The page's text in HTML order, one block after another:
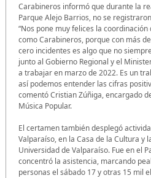
Carabineros informó que durante la
Parque Alejo Barrios, no se
“Nos pone muy felices la
como Carabineros, porque con más
cero incidentes es algo que no
junto al Gobierno Regional y el
a trabajar en marzo de 2022. Es un
así podemos entender las cifras
comentó Cristian Zúñiga, encargado
Música Popular.
El certamen también desplegó
Valparaíso, en la Casa de la Cultura y
Universidad de Valparaíso. Fue en el
concentró la asistencia, marcando
personas el sábado 17 y otras 15 mil